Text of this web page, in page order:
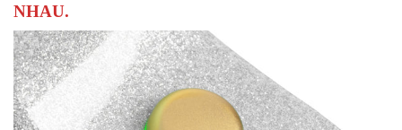
NHAU.